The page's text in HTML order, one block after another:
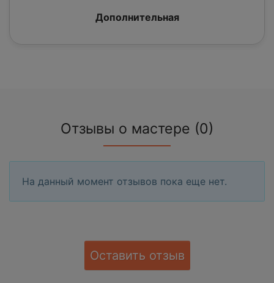
Дополнительная
Отзывы о мастере (0)
На данный момент отзывов пока еще нет.
Оставить отзыв